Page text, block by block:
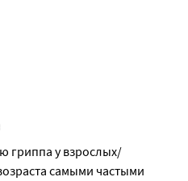
гриппа у взрослых/
самыми частыми